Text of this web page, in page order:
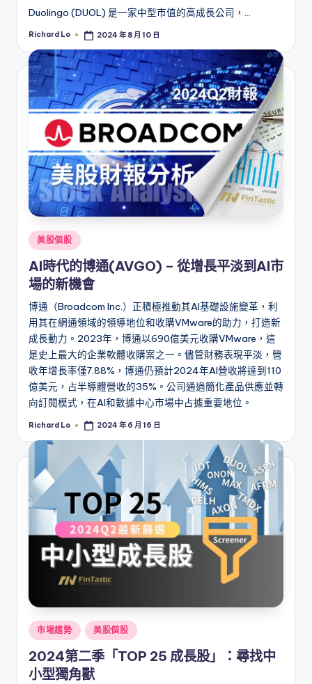
Duolingo (DUOL) 是一家中型市值的高成長公司，…
Posted
Richard Lo 2024 年 8 月 10 日
Posted
in
美股個股
AI時代的博通(AVGO) – 從增長平淡到AI市
場的新機會
博通（Broadcom Inc.）正積極推動其AI基礎設施變革，利
用其在網通領域的領導地位和收購VMware的助力，打造新
成長動力。2023年，博通以690億美元收購VMware，這
是史上最大的企業軟體收購案之一。儘管財務表現平淡，營
收年增長率僅7.88%，博通仍預計2024年AI營收將達到110
億美元，占半導體營收的35%。公司通過簡化產品供應並轉
向訂閱模式，在AI和數據中心市場中占據重要地位。
Posted
Richard Lo 2024 年 6 月 16 日
Posted
in
市場趨勢 美股個股
2024第二季「TOP 25 成長股」：尋找中
小型獨角獸